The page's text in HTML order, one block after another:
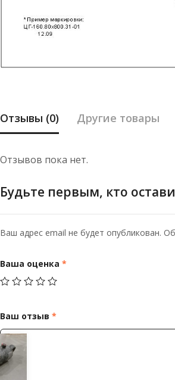
Отзывы (0) Другие товары
Отзывов пока нет.
Будьте первым, кто
Ваш адрес email не будет опубликован.
Ваша оценка *
Ваш отзыв *